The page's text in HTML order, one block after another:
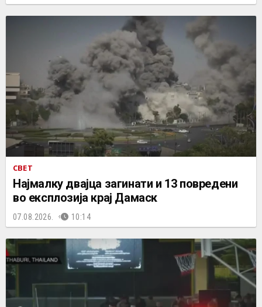
СВЕТ
Најмалку двајца загинати и 13 повредени
во експлозија крај Дамаск
07.08.2026. 10:14